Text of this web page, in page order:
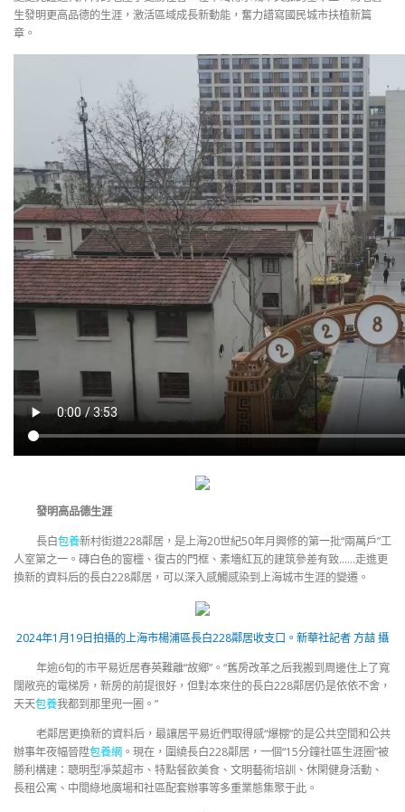
生發明更高品德的生涯，激活區域成長新動能，奮力譜寫國民城市扶植新篇
章。
發明高品德生涯
長白包養新村街道228鄰居，是上海20世紀50年月興修的第一批“兩萬戶”工
人室第之一。磚白色的窗欞、復古的門框、素墻紅瓦的建筑參差有致……走進更
換新的資料后的長白228鄰居，可以深入感觸感染到上海城市生涯的變遷。
2024年1月19日拍攝的上海市楊浦區長白228鄰居收支口。 新華社記者 方喆 攝
年逾6旬的市平易近居春英難離“故鄉”。“舊房改革之后我搬到周邊住上了寬
闊敞亮的電梯房，新房的前提很好，但對本來住的長白228鄰居仍是依依不舍，
天天包養我都到那里兜一圈。”
老鄰居更換新的資料后，最讓居平易近們取得感“爆棚”的是公共空間和公共
辦事年夜幅晉陞包養網 。現在，圍繞長白228鄰居，一個“15分鐘社區生涯圈”被
勝利構建：聰明型凈菜超市、特點餐飲美食、文明藝術培訓、休閑健身活動、
長租公寓、中間綠地廣場和社區配套辦事等多重業態集聚于此。